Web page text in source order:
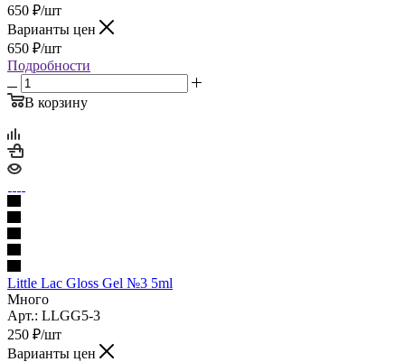
650 ₽/шт
Варианты цен
650 ₽/шт
Подробности
В корзину
Little Lac Gloss Gel №3 5ml
Много
Арт.: LLGG5-3
250 ₽/шт
Варианты цен